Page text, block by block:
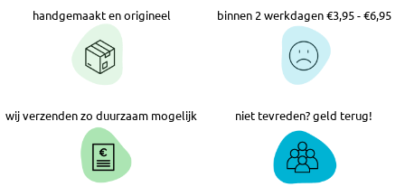
handgemaakt en origineel binnen 2 werkdagen €3,95 - €6,95
wij verzenden zo duurzaam mogelijk niet tevreden? geld terug!